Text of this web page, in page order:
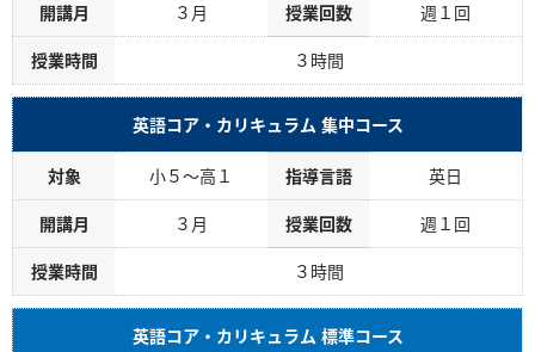
開講月 ３月 授業回数 週１回
授業時間 ３時間
英語コア・カリキュラム 集中コース
対象 小５～高１ 指導言語 英日
開講月 ３月 授業回数 週１回
授業時間 ３時間
英語コア・カリキュラム 標準コース